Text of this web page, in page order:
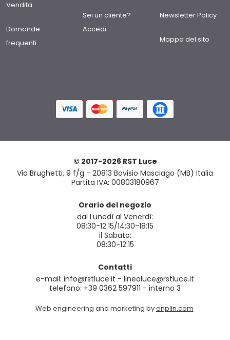
Vendita
Domande
frequenti
Sei un cliente?
Accedi
Newsletter Policy
Mappa del sito
© 2017-2026 RST Luce
Via Brughetti, 9 f/g - 20813 Bovisio Masciago (MB) Italia
Partita IVA: 00803180967
Orario del negozio
dal Lunedì al Venerdì:
08:30-12:15/14:30-18:15
il Sabato:
08:30-12:15
Contatti
e-mail: info@rstluce.it - linealuce@rstluce.it
telefono: +39 0362 597911 - interno 3
Web engineering and marketing byenplin.com